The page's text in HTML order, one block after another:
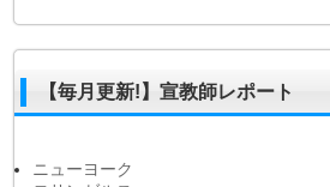
【毎月更新!】宣教師レポート
ニューヨーク